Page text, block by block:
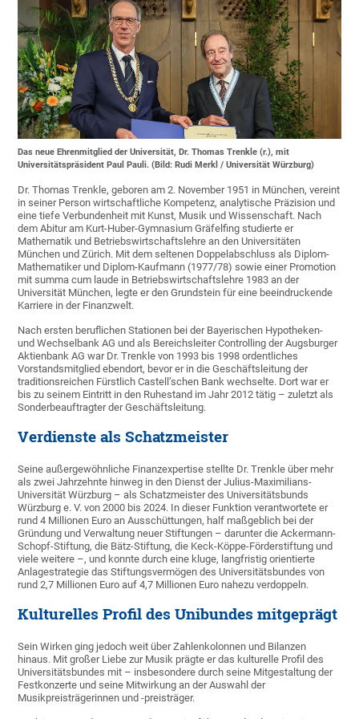
Das neue Ehrenmitglied der Universität, Dr. Thomas Trenkle (r.), mit
Universitätspräsident Paul Pauli. (Bild: Rudi Merkl / Universität Würzburg)
Dr. Thomas Trenkle, geboren am 2. November 1951 in München, vereint
in seiner Person wirtschaftliche Kompetenz, analytische Präzision und
eine tiefe Verbundenheit mit Kunst, Musik und Wissenschaft. Nach
dem Abitur am Kurt-Huber-Gymnasium Gräfelfing studierte er
Mathematik und Betriebswirtschaftslehre an den Universitäten
München und Zürich. Mit dem seltenen Doppelabschluss als Diplom-
Mathematiker und Diplom-Kaufmann (1977/78) sowie einer Promotion
mit summa cum laude in Betriebswirtschaftslehre 1983 an der
Universität München, legte er den Grundstein für eine beeindruckende
Karriere in der Finanzwelt.
Nach ersten beruflichen Stationen bei der Bayerischen Hypotheken-
und Wechselbank AG und als Bereichsleiter Controlling der Augsburger
Aktienbank AG war Dr. Trenkle von 1993 bis 1998 ordentliches
Vorstandsmitglied ebendort, bevor er in die Geschäftsleitung der
traditionsreichen Fürstlich Castell’schen Bank wechselte. Dort war er
bis zu seinem Eintritt in den Ruhestand im Jahr 2012 tätig – zuletzt als
Sonderbeauftragter der Geschäftsleitung.
Verdienste als Schatzmeister
Seine außergewöhnliche Finanzexpertise stellte Dr. Trenkle über mehr
als zwei Jahrzehnte hinweg in den Dienst der Julius-Maximilians-
Universität Würzburg – als Schatzmeister des Universitätsbunds
Würzburg e. V. von 2000 bis 2024. In dieser Funktion verantwortete er
rund 4 Millionen Euro an Ausschüttungen, half maßgeblich bei der
Gründung und Verwaltung neuer Stiftungen – darunter die Ackermann-
Schopf-Stiftung, die Bätz-Stiftung, die Keck-Köppe-Förderstiftung und
viele weitere –, und konnte durch eine kluge, langfristig orientierte
Anlagestrategie das Stiftungsvermögen des Universitätsbundes von
rund 2,7 Millionen Euro auf 4,7 Millionen Euro nahezu verdoppeln.
Kulturelles Profil des Unibundes mitgeprägt
Sein Wirken ging jedoch weit über Zahlenkolonnen und Bilanzen
hinaus. Mit großer Liebe zur Musik prägte er das kulturelle Profil des
Universitätsbundes mit – insbesondere durch seine Mitgestaltung der
Festkonzerte und seine Mitwirkung an der Auswahl der
Musikpreisträgerinnen und -preisträger.